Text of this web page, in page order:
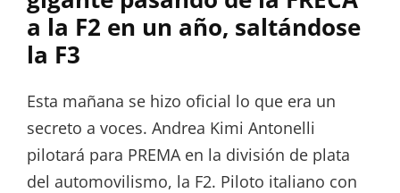
a la F2 en un año, saltándose
la F3
Esta mañana se hizo oficial lo que era un
secreto a voces. Andrea Kimi Antonelli
pilotará para PREMA en la división de plata
del automovilismo, la F2. Piloto italiano con